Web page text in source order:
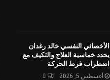
الأخصائي النفسي خالد رغدان
يحدد خماسية العلاج والتكيف مع
اضطراب فرط الحركة
أغسطس 5, 2026 0